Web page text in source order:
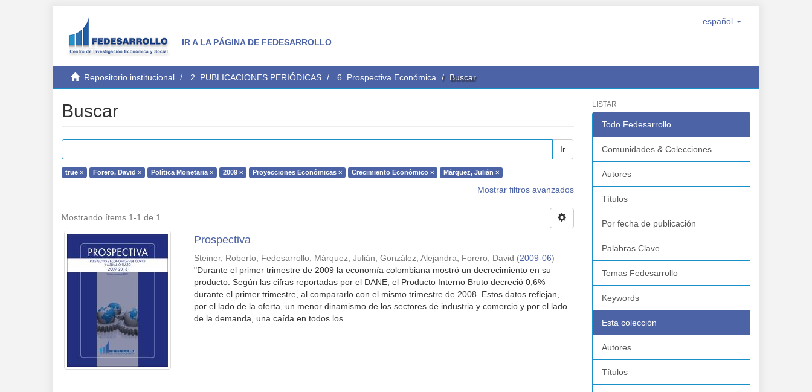
IR A LA PÁGINA DE FEDESARROLLO
español
Repositorio institucional 2. PUBLICACIONES PERIÓDICAS 6. Prospectiva Económica Buscar
Buscar
Ir
true × Forero, David × Política Monetaria × 2009 × Proyecciones Económicas × Crecimiento Económico × Márquez, Julián ×
Mostrar filtros avanzados
Mostrando ítems 1-1 de 1
Prospectiva
Steiner, Roberto; Fedesarrollo; Márquez, Julián;González, Alejandra; Forero, David (2009-06)
"Durante el primer trimestre de 2009 la economía colombiana mostró un decrecimiento en su
producto. Según las cifras reportadas por el DANE, el Producto Interno Bruto decreció 0,6%
durante el primer trimestre, al compararlo con el mismo trimestre de 2008. Estos datos reflejan,
por el lado de la oferta, un menor dinamismo de los sectores de industria y comercio y por el lado
de la demanda, una caída en todos los ...
LISTAR
Todo Fedesarrollo
Comunidades & Colecciones
Autores
Títulos
Por fecha de publicación
Palabras Clave
Temas Fedesarrollo
Keywords
Esta colección
Autores
Títulos